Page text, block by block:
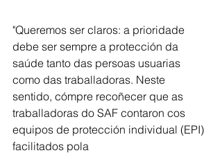
"Queremos ser claros: a prioridade
debe ser sempre a protección da
saúde tanto das persoas usuarias
como das traballadoras. Neste
sentido, cómpre recoñecer que as
traballadoras do SAF contaron cos
equipos de protección individual (EPI)
facilitados pola